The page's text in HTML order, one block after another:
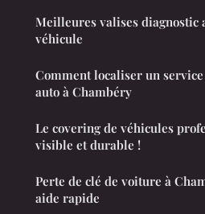
Meilleures valises diagnostic
véhicule
Comment localiser un service
auto à Chambéry
Le covering de véhicules
visible et durable !
Perte de clé de voiture à
aide rapide